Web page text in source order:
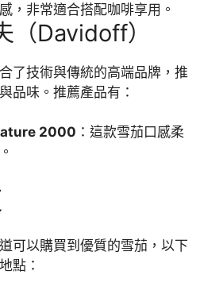
，非常適合搭配咖啡享用。
（Davidoff）
了技術與傳統的高端品牌，推
品味。推薦產品有：
2000 ：這款雪茄口感柔
可以購買到優質的雪茄，以下
點：